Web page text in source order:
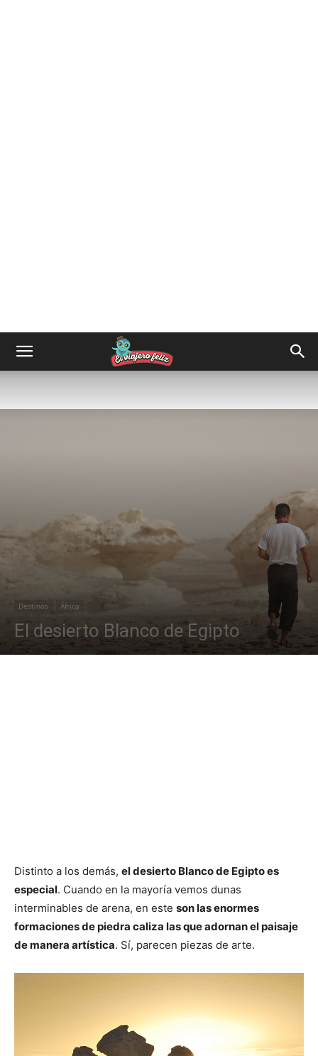
Destinos África
El desierto Blanco de Egipto
Distinto a los demás, el desierto Blanco de Egipto es
especial. Cuando en la mayoría vemos dunas
interminables de arena, en este son las enormes
formaciones de piedra caliza las que adornan el paisaje
de manera artística. Sí, parecen piezas de arte.